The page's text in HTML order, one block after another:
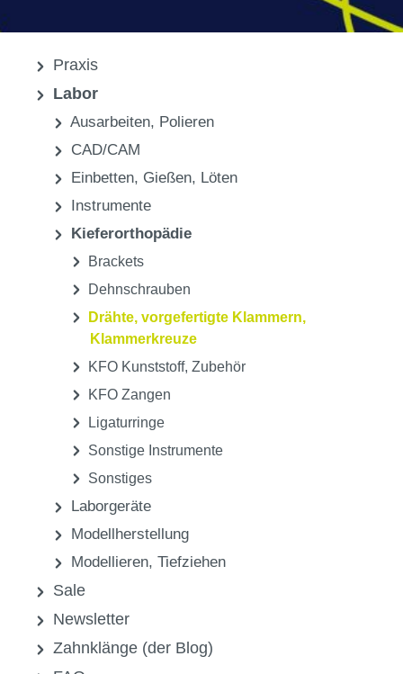
Praxis
Labor
Ausarbeiten, Polieren
CAD/CAM
Einbetten, Gießen, Löten
Instrumente
Kieferorthopädie
Brackets
Dehnschrauben
Drähte, vorgefertigte Klammern,
Klammerkreuze
KFO Kunststoff, Zubehör
KFO Zangen
Ligaturringe
Sonstige Instrumente
Sonstiges
Laborgeräte
Modellherstellung
Modellieren, Tiefziehen
Sale
Newsletter
Zahnklänge (der Blog)